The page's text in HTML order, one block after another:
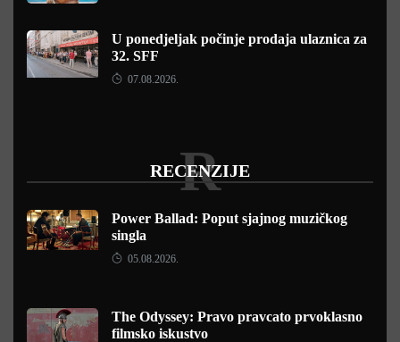
U ponedjeljak počinje prodaja ulaznica za
32. SFF
07.08.2026.
RECENZIJE
R
Power Ballad: Poput sjajnog muzičkog
singla
05.08.2026.
The Odyssey: Pravo pravcato prvoklasno
filmsko iskustvo